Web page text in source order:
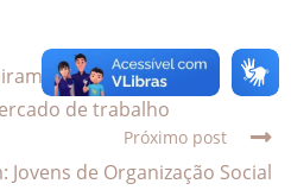
tem programação
de trabalho
Próximo post
de Organização Social